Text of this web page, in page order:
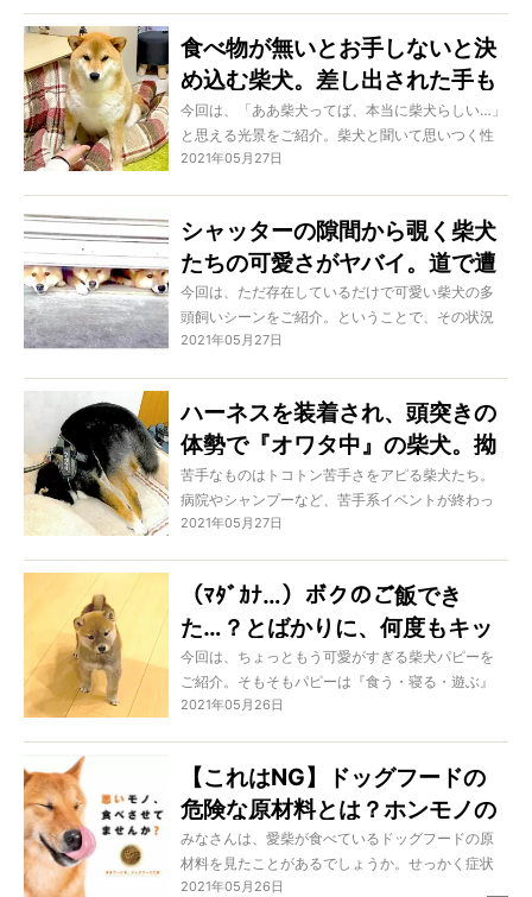
食べ物が無いとお手しないと決
め込む柴犬。差し出された手も
余裕で放置…徹底ぶりがガチだ
った【動画】
今回は、「ああ柴犬ってば、本当に柴犬らしい…」
と思える光景をご紹介。柴犬と聞いて思いつく性
格はいくつかあるものですが、中でも頑固、空気
そんなに可愛いの？
2021年05月27日
シャッターの隙間から覗く柴犬
たちの可愛さがヤバイ。道で遭
遇したら三度見不可避、罪深い
が過ぎる…【動画】
今回は、ただ存在しているだけで可愛い柴犬の多
頭飼いシーンをご紹介。ということで、その状況
が何倍も可愛いことになっているということは言
2021年05月27日
ハーネスを装着され、頭突きの
体勢で『オワタ中』の柴犬。拗
ねアピが強すぎて笑いを堪える
のがしんどい…
苦手なものはトコトン苦手さをアピる柴犬たち。
病院やシャンプーなど、苦手系イベントが終わっ
た後にはしっかり拗ねてしまいます。それはちょ
行き過ぎると、笑うのを堪えるのがしんどい！
2021年05月27日
（ﾏﾀﾞｶﾅ…）ボクのご飯でき
た…？とばかりに、何度もキッ
チンに足を運ぶ柴犬パピーが可
愛すぎた…【動画】
今回は、ちょっともう可愛がすぎる柴犬パピーを
ご紹介。そもそもパピーは『食う・寝る・遊ぶ』
が日々の重要な日課。そんな当たり前の日課なの
2021年05月26日
【これはNG】ドッグフードの
危険な原材料とは？ホンモノの
無添加『ドッグフード工房』の
ススメ
みなさんは、愛柴が食べているドッグフードの原
材料を見たことがあるでしょうか。せっかく症状
に合わせて選んだり、獣医師に勧められたもので
2021年05月26日